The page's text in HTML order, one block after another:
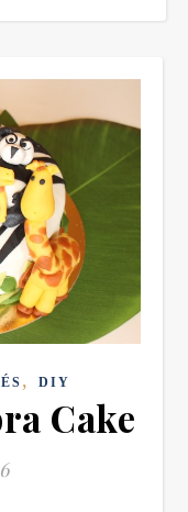
, DIY
Cake